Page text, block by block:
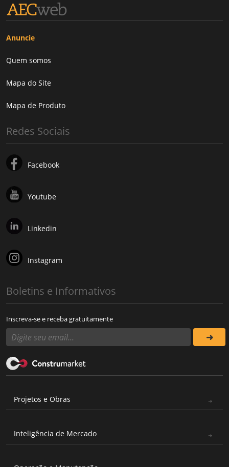
Anuncie
Quem somos
Mapa do Site
Mapa de Produto
Redes Sociais
Facebook
Youtube
Linkedin
Instagram
Boletins e Informativos
Inscreva-se e receba gratuitamente
Projetos e Obras
Inteligência de Mercado